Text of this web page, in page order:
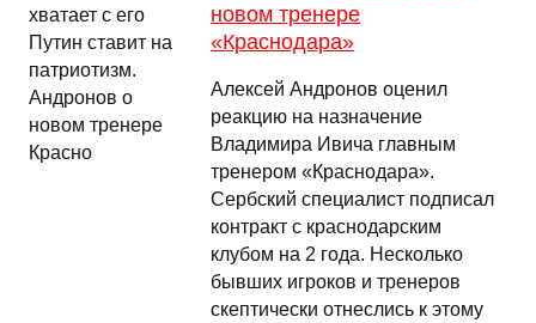
новом тренере
«Краснодара»
Алексей Андронов оценил
реакцию на назначение
Владимира Ивича главным
тренером «Краснодара».
Сербский специалист подписал
контракт с краснодарским
клубом на 2 года. Несколько
бывших игроков и тренеров
скептически отнеслись к этому